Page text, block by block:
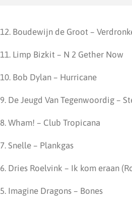
12. Boudewijn de Groot –
11. Limp Bizkit – N 2 Gether Now
10. Bob Dylan – Hurricane
9. De Jeugd Van Tegenwoordig –
8. Wham! – Club Tropicana
7. Snelle – Plankgas
6. Dries Roelvink – Ik kom eraan
5. Imagine Dragons – Bones